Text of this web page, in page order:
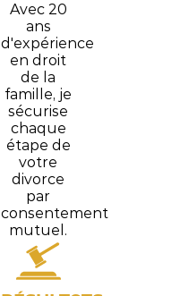
Avec 20
ans
d'expérience
en droit
de la
famille, je
sécurise
chaque
étape de
votre
divorce
par
consentement
mutuel.